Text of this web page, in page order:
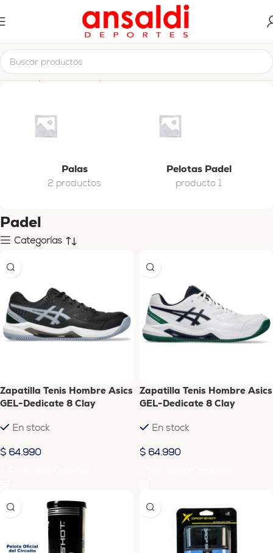
Inicio Deportes de Raqueta Padel
Palas
2 productos
Pelotas Padel
producto 1
Padel
Categorías
Zapatilla Tenis Hombre Asics
GEL-Dedicate 8 Clay
En stock
$ 64.990
Zapatilla Tenis Hombre Asics
GEL-Dedicate 8 Clay
En stock
$ 64.990